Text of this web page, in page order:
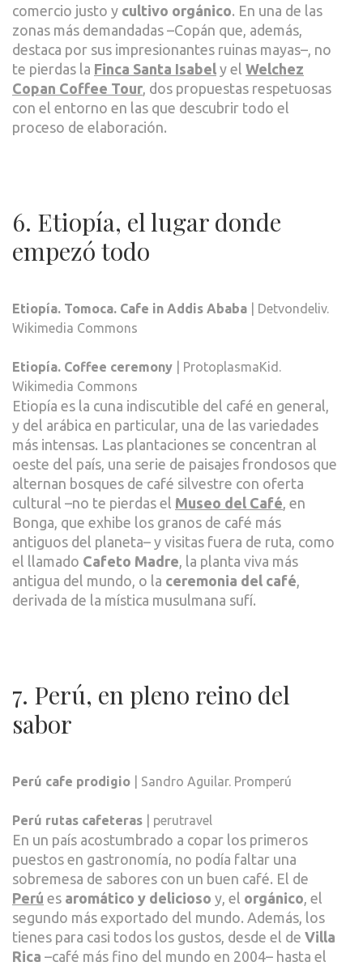
comercio justo y cultivo orgánico. En una de las
zonas más demandadas –Copán que, además,
destaca por sus impresionantes ruinas mayas–, no
te pierdas la Finca Santa Isabel y el Welchez
Copan Coffee Tour , dos propuestas respetuosas
con el entorno en las que descubrir todo el
proceso de elaboración.
6. Etiopía, el lugar donde
empezó todo
Etiopía. Tomoca. Cafe in Addis Ababa | Detvondeliv.
Wikimedia Commons
Etiopía. Coffee ceremony | ProtoplasmaKid.
Wikimedia Commons
Etiopía es la cuna indiscutible del café en general,
y del arábica en particular, una de las variedades
más intensas. Las plantaciones se concentran al
oeste del país, una serie de paisajes frondosos que
alternan bosques de café silvestre con oferta
cultural –no te pierdas el Museo del Café , en
Bonga, que exhibe los granos de café más
antiguos del planeta– y visitas fuera de ruta, como
el llamado Cafeto Madre , la planta viva más
antigua del mundo, o la ceremonia del café
derivada de la mística musulmana sufí.
7. Perú, en pleno reino del
sabor
Perú cafe prodigio | Sandro Aguilar. Promperú
Perú rutas cafeteras | perutravel
En un país acostumbrado a copar los primeros
puestos en gastronomía, no podía faltar una
sobremesa de sabores con un buen café. El de
Perú es aromático y delicioso y, el orgánico , el
segundo más exportado del mundo. Además, los
tienes para casi todos los gustos, desde el de Villa
Rica –café más fino del mundo en 2004– hasta el